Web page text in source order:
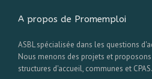
A propos de Promemploi
ASBL spécialisée dans les questions
Nous menons des projets et
structures d'accueil, communes et CPAS.